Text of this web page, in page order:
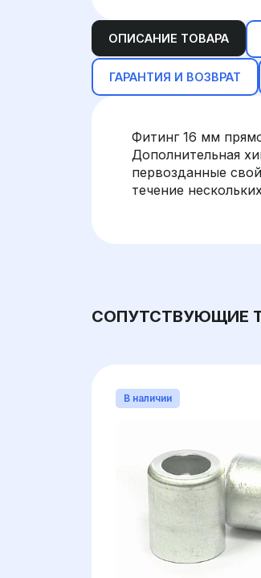
ОПИСАНИЕ ТОВАРА
ГАРАНТИЯ И ВОЗВРАТ
Фитинг 16 мм
Дополнительная
первозданные
течение
СОПУТСТВУЮЩИЕ
В наличии